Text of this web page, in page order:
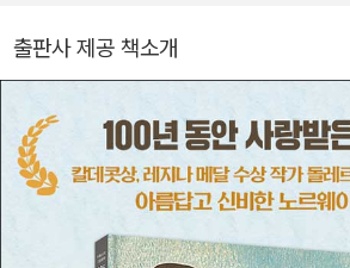
출판사 제공 책소개